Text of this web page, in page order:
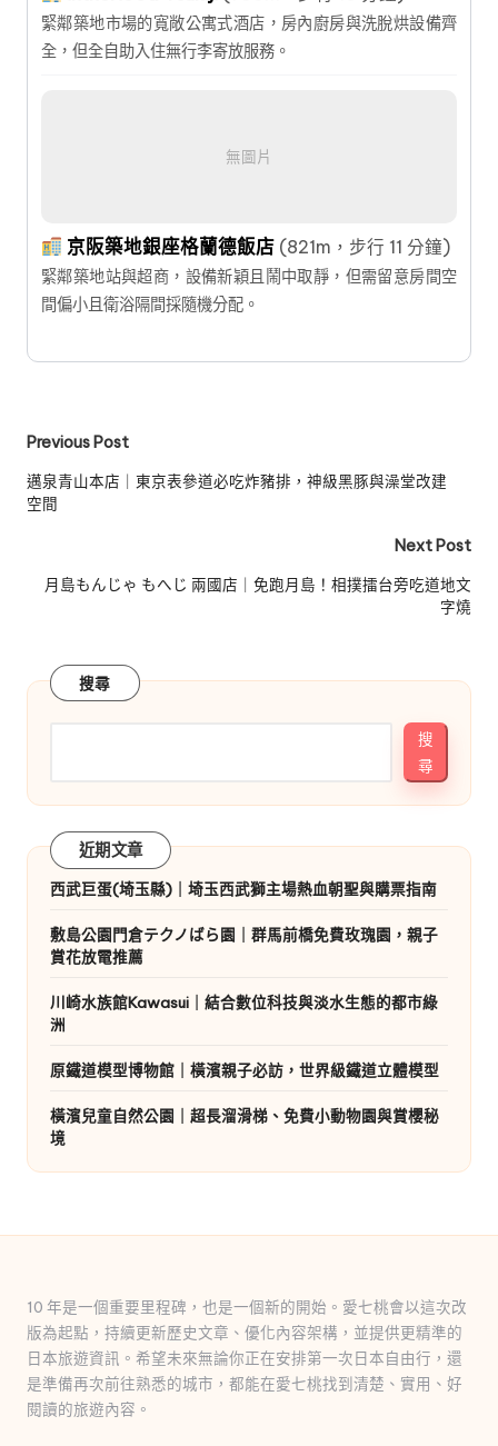
緊鄰築地市場的寬敞公寓式酒店，房內廚房與洗脫烘設備齊
全，但全自助入住無行李寄放服務。
無圖片
京阪築地銀座格蘭德飯店 (821m，步行 11 分鐘)
緊鄰築地站與超商，設備新穎且鬧中取靜，但需留意房間空
間偏小且衛浴隔間採隨機分配。
Post
navigation
Previous Post
邁泉青山本店｜東京表參道必吃炸豬排，神級黑豚與澡堂改建
空間
Next Post
月島もんじゃ もへじ 兩國店｜免跑月島！相撲擂台旁吃道地文
字燒
搜尋
搜
尋
近期文章
西武巨蛋(埼玉縣)｜埼玉西武獅主場熱血朝聖與購票指南
敷島公園門倉テクノばら園｜群馬前橋免費玫瑰園，親子
賞花放電推薦
川崎水族館Kawasui｜結合數位科技與淡水生態的都市綠
洲
原鐵道模型博物館｜橫濱親子必訪，世界級鐵道立體模型
橫濱兒童自然公園｜超長溜滑梯、免費小動物園與賞櫻秘
境
10 年是一個重要里程碑，也是一個新的開始。愛七桃會以這次改
版為起點，持續更新歷史文章、優化內容架構，並提供更精準的
日本旅遊資訊。希望未來無論你正在安排第一次日本自由行，還
是準備再次前往熟悉的城市，都能在愛七桃找到清楚、實用、好
閱讀的旅遊內容。